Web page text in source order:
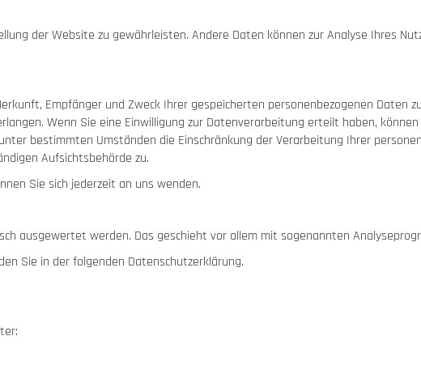
der Website zu gewährleisten. Andere Daten können zur Analyse Ihres
Empfänger und Zweck Ihrer gespeicherten personenbezogenen Daten
Wenn Sie eine Einwilligung zur Datenverarbeitung erteilt haben,
bestimmten Umständen die Einschränkung der Verarbeitung Ihrer
Aufsichtsbehörde zu.
Sie sich jederzeit an uns wenden.
ausgewertet werden. Das geschieht vor allem mit sogenannten
Sie in der folgenden Datenschutzerklärung.